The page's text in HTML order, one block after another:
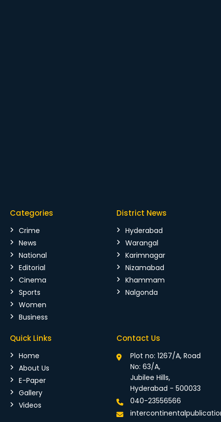
Categories
Crime
News
National
Editorial
Cinema
Sports
Women
Business
District News
Hyderabad
Warangal
Karimnagar
Nizamabad
Khammam
Nalgonda
Quick Links
Home
About Us
E-Paper
Gallery
Videos
Contact Us
Plot no: 1267/A, Road
No: 63/A,
Jubilee Hills,
Hyderabad - 500033
040-23556566